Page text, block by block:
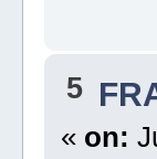
5
« on: